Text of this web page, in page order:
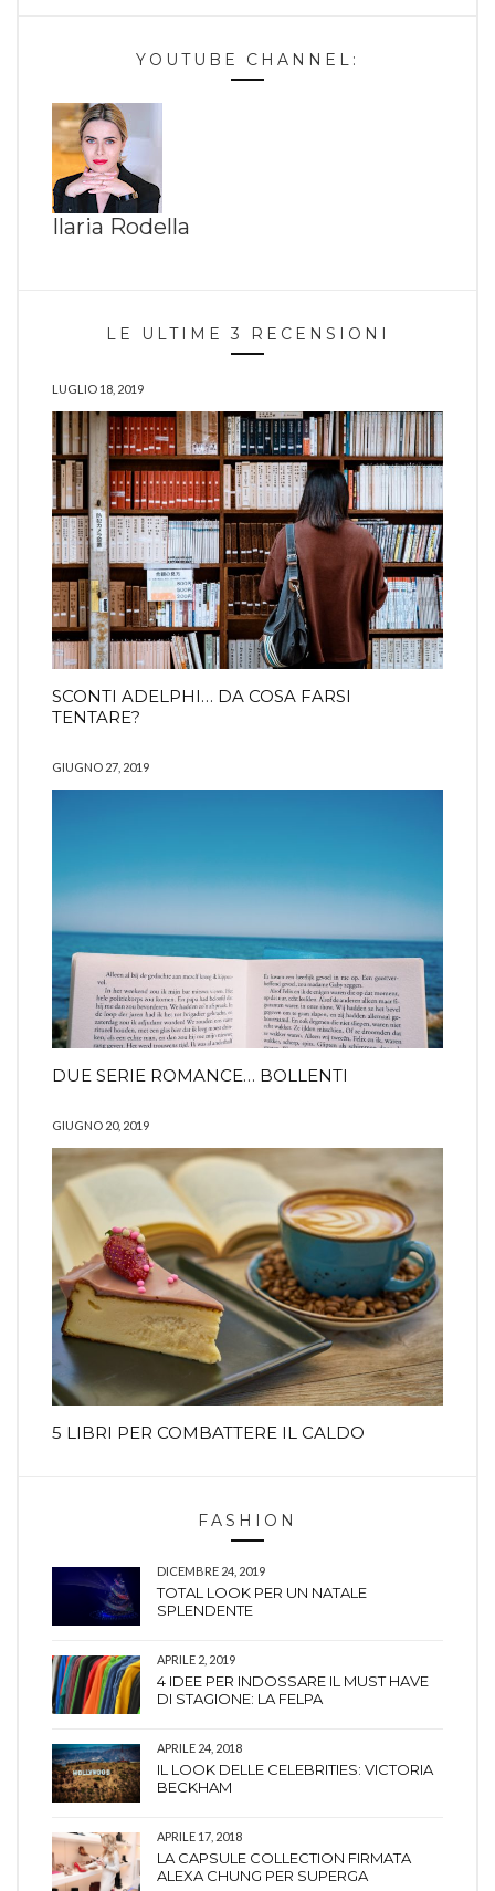
YOUTUBE CHANNEL:
Ilaria Rodella
LE ULTIME 3 RECENSIONI
LUGLIO 18, 2019
SCONTI ADELPHI… DA COSA FARSI
TENTARE?
GIUGNO 27, 2019
DUE SERIE ROMANCE… BOLLENTI
GIUGNO 20, 2019
5 LIBRI PER COMBATTERE IL CALDO
FASHION
DICEMBRE 24, 2019
TOTAL LOOK PER UN NATALE
SPLENDENTE
APRILE 2, 2019
4 IDEE PER INDOSSARE IL MUST HAVE
DI STAGIONE: LA FELPA
APRILE 24, 2018
IL LOOK DELLE CELEBRITIES: VICTORIA
BECKHAM
APRILE 17, 2018
LA CAPSULE COLLECTION FIRMATA
ALEXA CHUNG PER SUPERGA